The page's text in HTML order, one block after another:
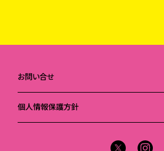
お問い合せ
個人情報保護方針